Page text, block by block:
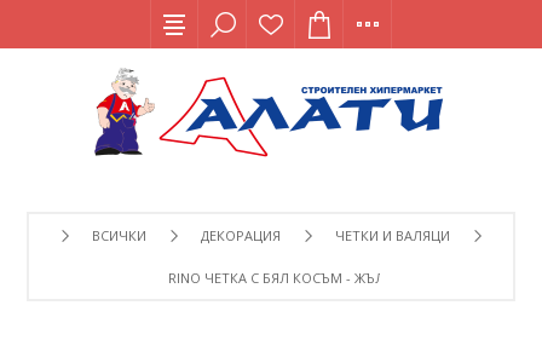
ВСИЧКИ ДЕКОРАЦИЯ ЧЕТКИ И ВАЛЯЦИ
RINO ЧЕТКА С БЯЛ КОСЪМ - ЖЪЛТА ДРЪЖКА 30 ММ